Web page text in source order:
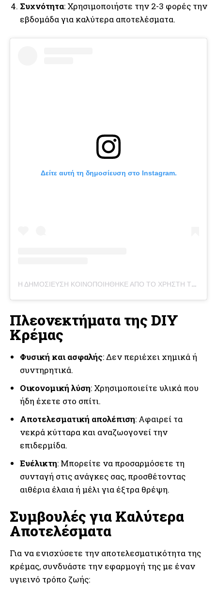
Συχνότητα: Χρησιμοποιήστε την 2-3 φορές την
εβδομάδα για καλύτερα αποτελέσματα.
Δείτε αυτή τη δημοσίευση στο Instagram.
Η ΔΗΜΟΣΊΕΥΣΗ ΚΟΙΝΟΠΟΙΉΘΗΚΕ ΑΠΌ ΤΟ ΧΡΉΣΤΗ TREEACTIV
Πλεονεκτήματα της DIY
Κρέμας
Φυσική και ασφαλής: Δεν περιέχει χημικά ή
συντηρητικά.
Οικονομική λύση: Χρησιμοποιείτε υλικά που
ήδη έχετε στο σπίτι.
Αποτελεσματική απολέπιση: Αφαιρεί τα
νεκρά κύτταρα και αναζωογονεί την
επιδερμίδα.
Ευέλικτη: Μπορείτε να προσαρμόσετε τη
συνταγή στις ανάγκες σας, προσθέτοντας
αιθέρια έλαια ή μέλι για έξτρα θρέψη.
Συμβουλές για Καλύτερα
Αποτελέσματα
Για να ενισχύσετε την αποτελεσματικότητα της
κρέμας, συνδυάστε την εφαρμογή της με έναν
υγιεινό τρόπο ζωής: